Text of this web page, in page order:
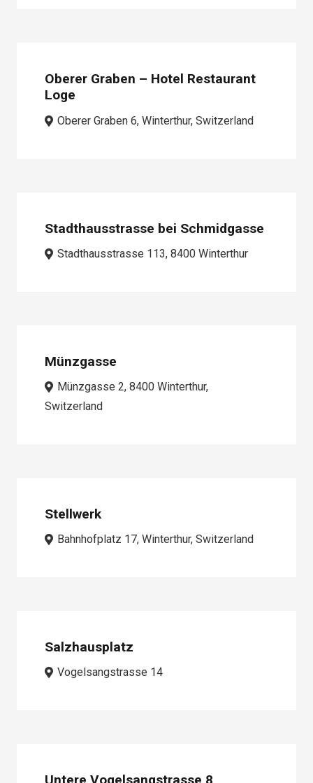
Oberer Graben – Hotel Restaurant
Loge
Oberer Graben 6, Winterthur, Switzerland
Stadthausstrasse bei Schmidgasse
Stadthausstrasse 113, 8400 Winterthur
Münzgasse
Münzgasse 2, 8400 Winterthur,
Switzerland
Stellwerk
Bahnhofplatz 17, Winterthur, Switzerland
Salzhausplatz
Vogelsangstrasse 14